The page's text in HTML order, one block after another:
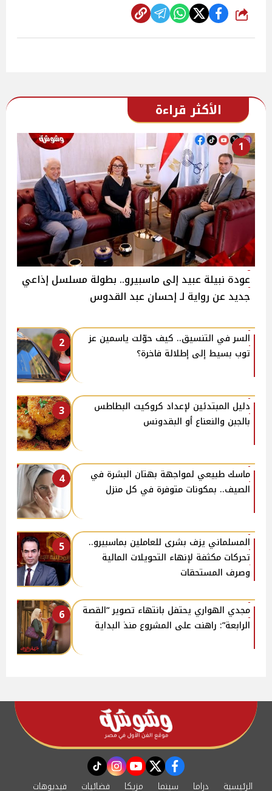
شارك
الأكثر قراءة
1
عودة نبيلة عبيد إلى ماسبيرو.. بطولة مسلسل إذاعي
جديد عن رواية لـ إحسان عبد القدوس
2
السر في التنسيق.. كيف حوّلت ياسمين عز
توب بسيط إلى إطلالة فاخرة؟
3
دليل المبتدئين لإعداد كروكيت البطاطس
بالجبن والنعناع أو البقدونس
4
ماسك طبيعي لمواجهة بهتان البشرة في
الصيف.. بمكونات متوفرة في كل منزل
5
المسلماني يزف بشرى للعاملين بماسبيرو..
تحركات مكثفة لإنهاء التحويلات المالية
وصرف المستحقات
6
مجدي الهواري يحتفل بانتهاء تصوير “القصة
الرابعة”: راهنت على المشروع منذ البداية
facebook
twitter
youtube
instagram
tiktok
الرئيسية دراما سينما مزيكا فضائيات فيديوهات